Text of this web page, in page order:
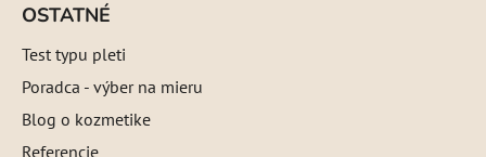
OSTATNÉ
Test typu pleti
Poradca - výber na mieru
Blog o kozmetike
Referencie